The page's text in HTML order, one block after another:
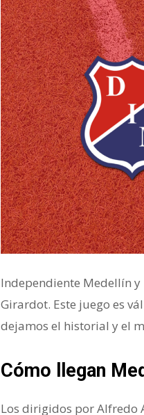
Independiente Medellín y
Girardot. Este juego es
dejamos el historial y el
Cómo llegan
Los dirigidos por Alfredo